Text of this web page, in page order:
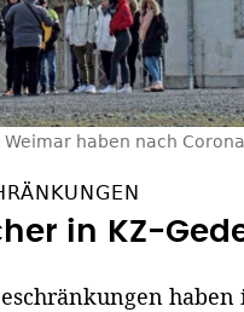
haben nach
in KZ-